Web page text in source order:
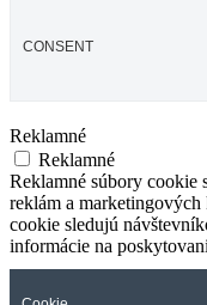
CONSENT
Reklamné
Reklamné
Reklamné súbory cookie
reklám a
cookie sledujú
informácie na